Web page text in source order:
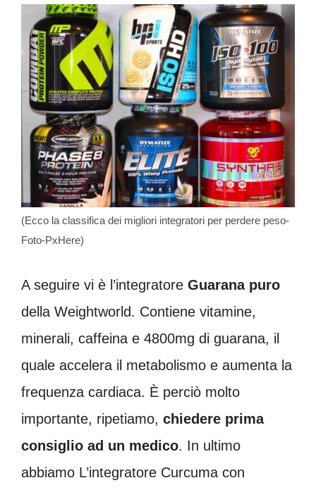
(Ecco la classifica dei migliori integratori per perdere peso-
Foto-PxHere)
A seguire vi è l’integratore Guarana puro
della Weightworld. Contiene vitamine,
minerali, caffeina e 4800mg di guarana, il
quale accelera il metabolismo e aumenta la
frequenza cardiaca. È perciò molto
importante, ripetiamo, chiedere prima
consiglio ad un medico. In ultimo
abbiamo L’integratore Curcuma con